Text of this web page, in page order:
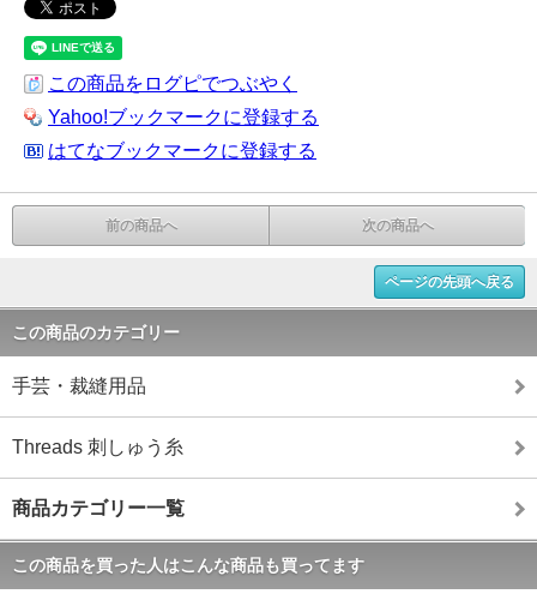
この商品をログピでつぶやく
Yahoo!ブックマークに登録する
はてなブックマークに登録する
前の商品へ 次の商品へ
ページの先頭へ戻る
この商品のカテゴリー
手芸・裁縫用品
Threads 刺しゅう糸
商品カテゴリー一覧
この商品を買った人はこんな商品も買ってます